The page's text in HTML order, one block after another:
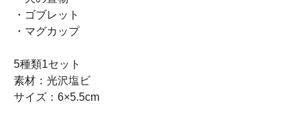
・ゴブレット
・マグカップ
5種類1セット
素材：光沢塩ビ
サイズ：6×5.5cm